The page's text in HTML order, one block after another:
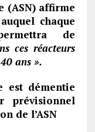
(ASN) affirme
chaque
de
ces réacteurs
ans ».
est démentie
prévisionnel
de l’ASN